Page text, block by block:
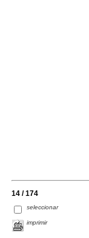
14 / 174
seleccionar
imprimir